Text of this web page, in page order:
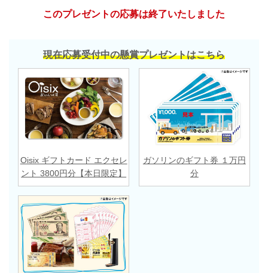
このプレゼントの応募は終了いたしました
現在応募受付中の懸賞プレゼントはこちら
Oisix ギフトカード エクセレ
ント 3800円分【本日限定】
ガソリンのギフト券 １万円
分